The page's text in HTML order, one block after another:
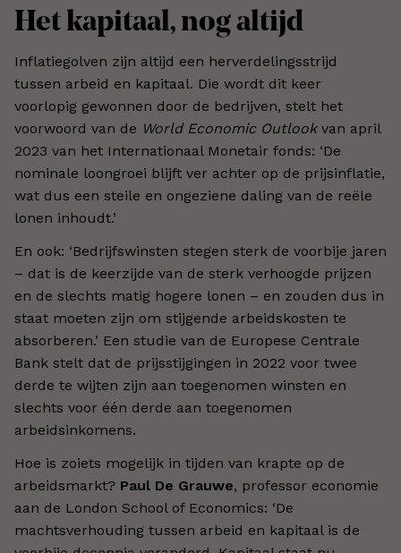
Het kapitaal, nog altijd
Inflatiegolven zijn altijd een herverdelingsstrijd
tussen arbeid en kapitaal. Die wordt dit keer
voorlopig gewonnen door de bedrijven, stelt het
voorwoord van de World Economic Outlookvan april
2023 van het Internationaal Monetair fonds: ‘De
nominale loongroei blijft ver achter op de prijsinflatie,
wat dus een steile en ongeziene daling van de reële
lonen inhoudt.’
En ook: ‘Bedrijfswinsten stegen sterk de voorbije jaren
– dat is de keerzijde van de sterk verhoogde prijzen
en de slechts matig hogere lonen – en zouden dus in
staat moeten zijn om stijgende arbeidskosten te
absorberen.’ Een studie van de Europese Centrale
Bank stelt dat de prijsstijgingen in 2022 voor twee
derde te wijten zijn aan toegenomen winsten en
slechts voor één derde aan toegenomen
arbeidsinkomens.
Hoe is zoiets mogelijk in tijden van krapte op de
arbeidsmarkt? Paul De Grauwe, professor economie
aan de London School of Economics: ‘De
machtsverhouding tussen arbeid en kapitaal is de